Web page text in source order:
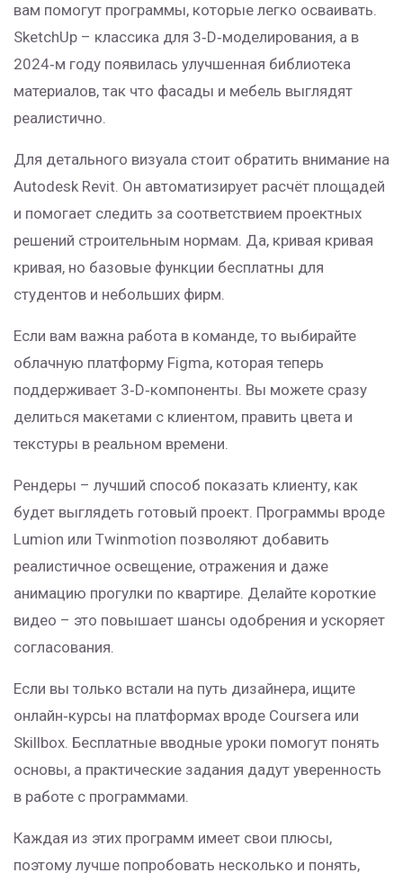
вам помогут программы, которые легко осваивать.
SketchUp – классика для 3‑D‑моделирования, а в
2024‑м году появилась улучшенная библиотека
материалов, так что фасады и мебель выглядят
реалистично.
Для детального визуала стоит обратить внимание на
Autodesk Revit. Он автоматизирует расчёт площадей
и помогает следить за соответствием проектных
решений строительным нормам. Да, кривая кривая
кривая, но базовые функции бесплатны для
студентов и небольших фирм.
Если вам важна работа в команде, то выбирайте
облачную платформу Figma, которая теперь
поддерживает 3‑D‑компоненты. Вы можете сразу
делиться макетами с клиентом, править цвета и
текстуры в реальном времени.
Рендеры – лучший способ показать клиенту, как
будет выглядеть готовый проект. Программы вроде
Lumion или Twinmotion позволяют добавить
реалистичное освещение, отражения и даже
анимацию прогулки по квартире. Делайте короткие
видео – это повышает шансы одобрения и ускоряет
согласования.
Если вы только встали на путь дизайнера, ищите
онлайн‑курсы на платформах вроде Coursera или
Skillbox. Бесплатные вводные уроки помогут понять
основы, а практические задания дадут уверенность
в работе с программами.
Каждая из этих программ имеет свои плюсы,
поэтому лучше попробовать несколько и понять,